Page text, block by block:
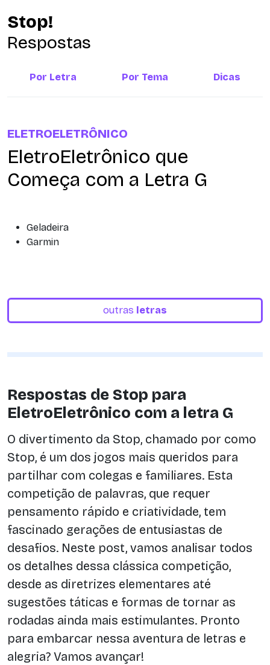
Stop!
Respostas
Por Letra Por Tema Dicas
ELETROELETRÔNICO
EletroEletrônico que
Começa com a Letra G
Geladeira
Garmin
outras letras
Respostas de Stop para
EletroEletrônico com a letra G
O divertimento da Stop, chamado por como
Stop, é um dos jogos mais queridos para
partilhar com colegas e familiares. Esta
competição de palavras, que requer
pensamento rápido e criatividade, tem
fascinado gerações de entusiastas de
desafios. Neste post, vamos analisar todos
os detalhes dessa clássica competição,
desde as diretrizes elementares até
sugestões táticas e formas de tornar as
rodadas ainda mais estimulantes. Pronto
para embarcar nessa aventura de letras e
alegria? Vamos avançar!